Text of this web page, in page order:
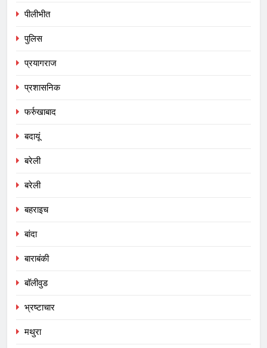
पीलीभीत
पुलिस
प्रयागराज
प्रशासनिक
फर्रुखाबाद
बदायूं
बरेली
बरेली
बहराइच
बांदा
बाराबंकी
बॉलीवुड
भ्रष्टाचार
मथुरा